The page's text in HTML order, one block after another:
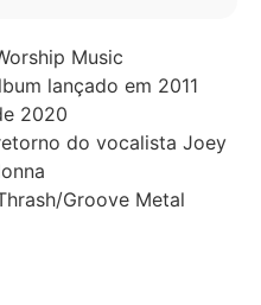
Music
lançado em 2011
2020
do vocalista Joey
Groove Metal